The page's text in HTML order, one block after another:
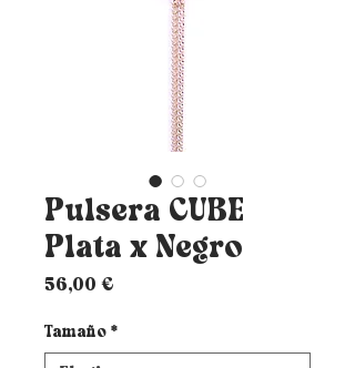
Pulsera CUBE
Plata x Negro
56,00 €
Tamaño *